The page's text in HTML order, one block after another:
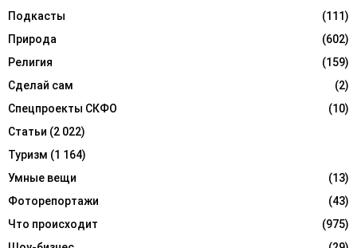
Подкасты
(111)
Природа
(602)
Религия
(159)
Сделай сам
(2)
Спецпроекты СКФО
(10)
Статьи (2 022)
Туризм (1 164)
Умные вещи
(13)
Фоторепортажи
(43)
Что происходит
(975)